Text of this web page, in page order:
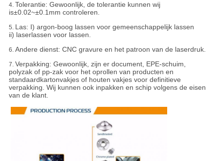
4. Tolerantie: Gewoonlijk, de tolerantie kunnen wij
is±0.02~±0.1mm controleren.
5. Las: I) argon-boog lassen voor gemeenschappelijk lassen
ii) laserlassen voor lassen.
6. Andere dienst: CNC gravure en het patroon van de laserdruk.
7. Verpakking: Gewoonlijk, zijn er document, EPE-schuim,
polyzak of pp-zak voor het oprollen van producten en
standaardkartonvakjes of houten vakjes voor definitieve
verpakking. Wij kunnen ook inpakken en schip volgens de eisen
van de klant.